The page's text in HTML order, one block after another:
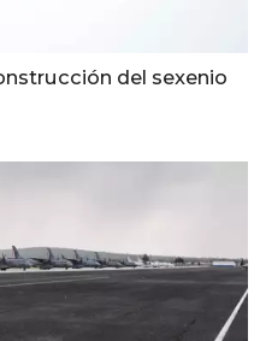
del sexenio